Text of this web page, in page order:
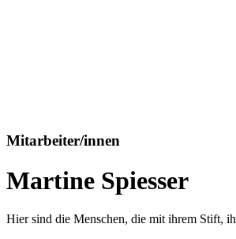
Mitarbeiter/innen
Martine Spiesser
Hier sind die Menschen, die mit ihrem Stift,